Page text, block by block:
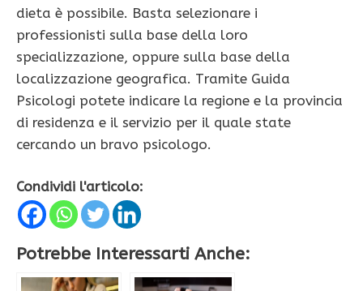
dieta è possibile. Basta selezionare i
professionisti sulla base della loro
specializzazione, oppure sulla base della
localizzazione geografica. Tramite Guida
Psicologi potete indicare la regione e la provincia
di residenza e il servizio per il quale state
cercando un bravo psicologo.
Condividi l'articolo:
Potrebbe Interessarti Anche: